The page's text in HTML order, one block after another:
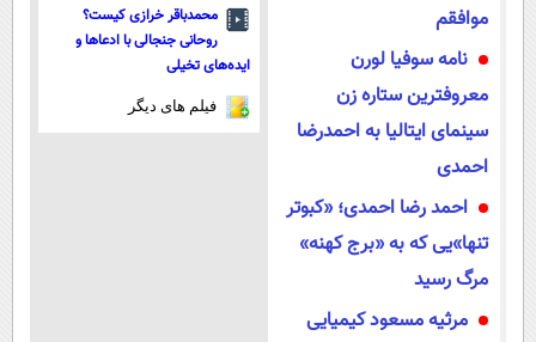
موافقم
نامه سوفیا لورن
معروفترین ستاره زن
سینمای ایتالیا به احمدرضا
احمدی
احمد رضا احمدی؛ «کبوتر
تنها»‌یی که به «برج کهنه»
مرگ رسید
مرثیه مسعود کیمیایی
محمدباقر خرازی کیست؟
روحانی جنجالی با ادعاها و
ایده‌های تخیلی
فیلم های دیگر